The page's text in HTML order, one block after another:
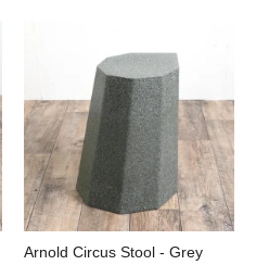
Arnold Circus Stool - Grey